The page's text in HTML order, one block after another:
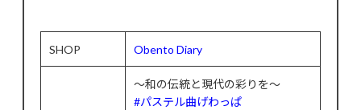
SHOP Obento Diary
〜和の伝統と現代の彩りを〜
#パステル曲げわっぱ